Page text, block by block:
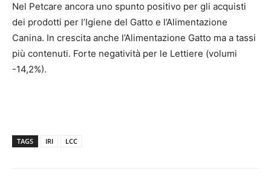
Nel Petcare ancora uno spunto positivo per gli acquisti
dei prodotti per l’Igiene del Gatto e l’Alimentazione
Canina. In crescita anche l’Alimentazione Gatto ma a tassi
più contenuti. Forte negatività per le Lettiere (volumi
-14,2%).
TAGS IRI LCC